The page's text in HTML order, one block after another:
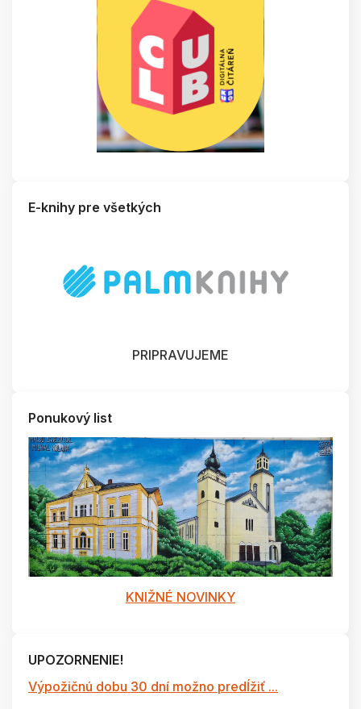
E-knihy pre všetkých
PRIPRAVUJEME
Ponukový list
KNIŽNÉ NOVINKY
UPOZORNENIE!
Výpožičnú dobu 30 dní možno predĺžiť ...